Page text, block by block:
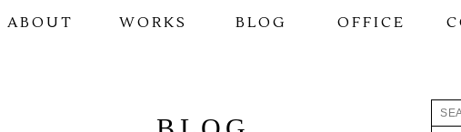
ABOUT WORKS BLOG OFFICE